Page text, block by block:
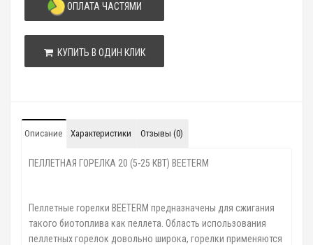
ОПЛАТА ЧАСТЯМИ
КУПИТЬ В ОДИН КЛИК
Описание Характеристики Отзывы (0)
ПЕЛЛЕТНАЯ ГОРЕЛКА 20 (5-25 КВТ) BEETERM
Пеллетные горелки BEETERM предназначены для сжигания
такого биотоплива как пеллета. Область использования
пеллетных горелок довольно широка, горелки применяются